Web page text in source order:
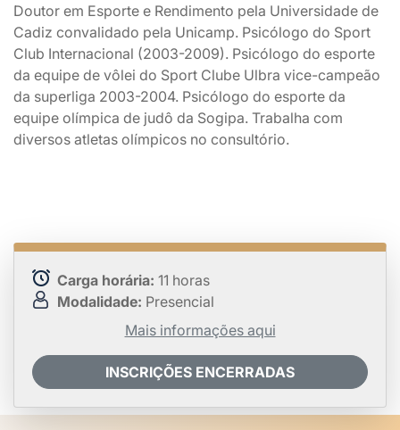
Doutor em Esporte e Rendimento pela Universidade de
Cadiz convalidado pela Unicamp. Psicólogo do Sport
Club Internacional (2003-2009). Psicólogo do esporte
da equipe de vôlei do Sport Clube Ulbra vice-campeão
da superliga 2003-2004. Psicólogo do esporte da
equipe olímpica de judô da Sogipa. Trabalha com
diversos atletas olímpicos no consultório.
Carga horária: 11 horas
Modalidade: Presencial
Mais informações aqui
INSCRIÇÕES ENCERRADAS